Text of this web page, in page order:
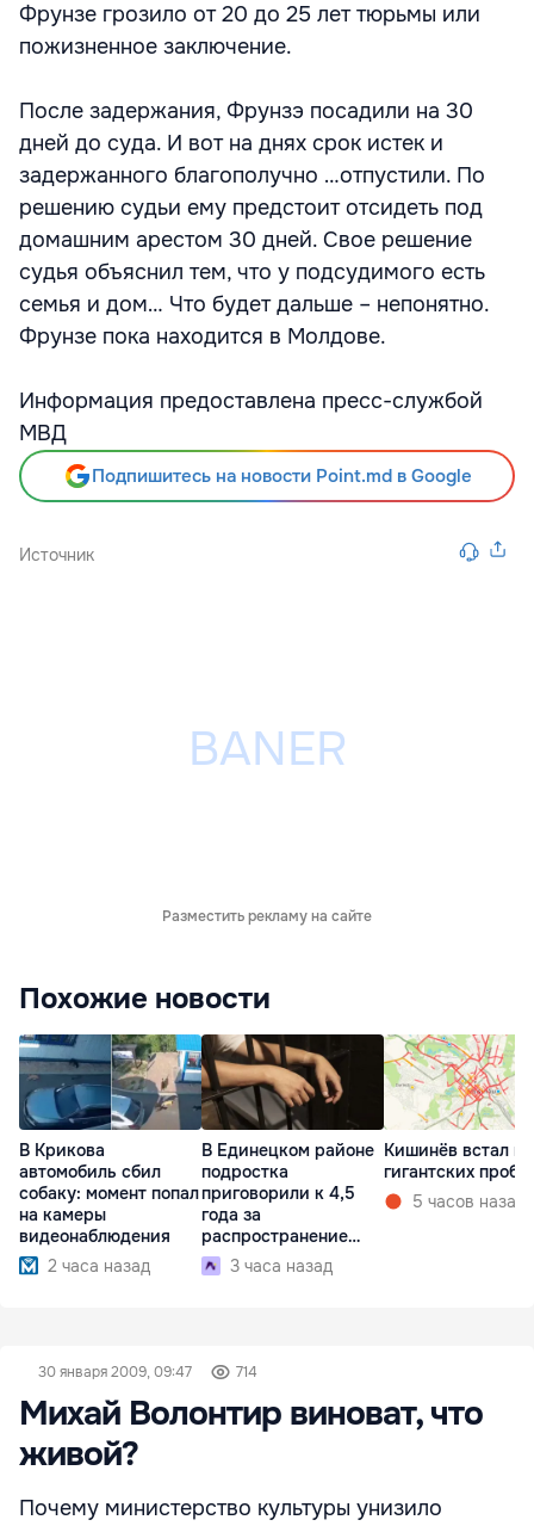
Фрунзе грозило от 20 до 25 лет тюрьмы или
пожизненное заключение.
После задержания, Фрунзэ посадили на 30
дней до суда. И вот на днях срок истек и
задержанного благополучно …отпустили. По
решению судьи ему предстоит отсидеть под
домашним арестом 30 дней. Свое решение
судья объяснил тем, что у подсудимого есть
семья и дом… Что будет дальше – непонятно.
Фрунзе пока находится в Молдове.
Информация предоставлена пресс-службой
МВД
Подпишитесь на новости Point.md в Google
Источник
Разместить рекламу на сайте
Похожие новости
В Крикова
автомобиль сбил
собаку: момент попал
на камеры
видеонаблюдения
2 часа назад
В Единецком районе
подростка
приговорили к 4,5
года за
распространение
наркотиков
3 часа назад
Кишинёв встал в
гигантских
5 часов назад
30 января 2009, 09:47 714
Михай Волонтир виноват, что
живой?
Почему министерство культуры унизило